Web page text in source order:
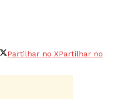
Partilhar no XPartilhar no